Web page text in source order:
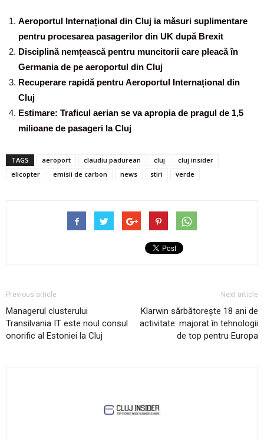
Aeroportul Internațional din Cluj ia măsuri suplimentare
pentru procesarea pasagerilor din UK după Brexit
Disciplină nemțească pentru muncitorii care pleacă în
Germania de pe aeroportul din Cluj
Recuperare rapidă pentru Aeroportul Internațional din
Cluj
Estimare: Traficul aerian se va apropia de pragul de 1,5
milioane de pasageri la Cluj
TAGS aeroport claudiu padurean cluj
cluj insider
elicopter
emisii de carbon news stiri verde
Previous article
Managerul clusterului
Transilvania IT este noul consul
onorific al Estoniei la Cluj
Next article
Klarwin sărbătorește 18 ani de
activitate: majorat în tehnologii
de top pentru Europa